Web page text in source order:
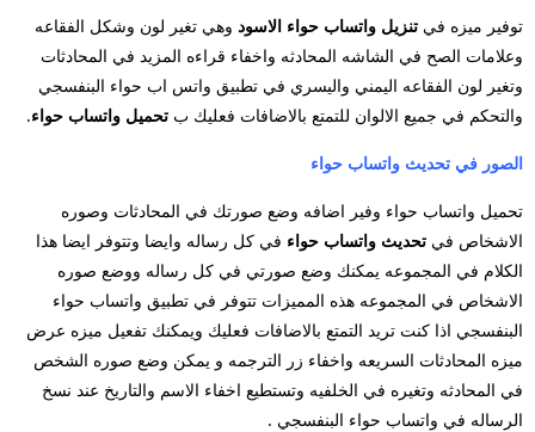
توفير ميزه في تنزيل واتساب حواء الاسود وهي تغير لون وشكل الفقاعه
وعلامات الصح في الشاشه المحادثه واخفاء قراءه المزيد في المحادثات
وتغير لون الفقاعه اليمني واليسري في تطبيق واتس اب حواء البنفسجي
والتحكم في جميع الالوان للتمتع بالاضافات فعليك ب تحميل واتساب حواء.
الصور في تحديث واتساب حواء
تحميل واتساب حواء وفير اضافه وضع صورتك في المحادثات وصوره
الاشخاص في تحديث واتساب حواء في كل رساله وايضا وتتوفر ايضا هذا
الكلام في المجموعه يمكنك وضع صورتي في كل رساله ووضع صوره
الاشخاص في المجموعه هذه المميزات تتوفر في تطبيق واتساب حواء
البنفسجي اذا كنت تريد التمتع بالاضافات فعليك ويمكنك تفعيل ميزه عرض
ميزه المحادثات السريعه واخفاء زر الترجمه و يمكن وضع صوره الشخص
في المحادثه وتغيره في الخلفيه وتستطيع اخفاء الاسم والتاريخ عند نسخ
الرساله في واتساب حواء البنفسجي .